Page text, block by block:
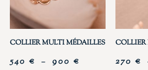
COLLIER MULTI MÉDAILLES
540 € – 900 €
COLLIER
270 €